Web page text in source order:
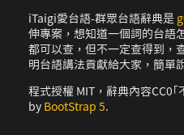
iTaigi愛台語-群眾台語辭典是
伸專案，想知道一個詞的台語
都可以查，但不一定查得到，
明台語講法貢獻給大家，簡單
程式授權 MIT，辭典內容CC0
by BootStrap 5.